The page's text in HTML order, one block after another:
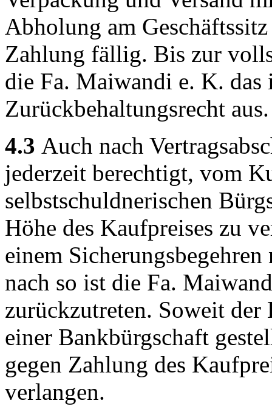
Abholung am
Zahlung fällig. Bis zur
die Fa. Maiwandi e. K. das
Zurückbehaltungsrecht aus.
4.3 Auch nach
jederzeit berechtigt, vom
selbstschuldnerischen
Höhe des Kaufpreises zu
einem
nach so ist die Fa.
zurückzutreten. Soweit
einer Bankbürgschaft
gegen Zahlung des
verlangen.